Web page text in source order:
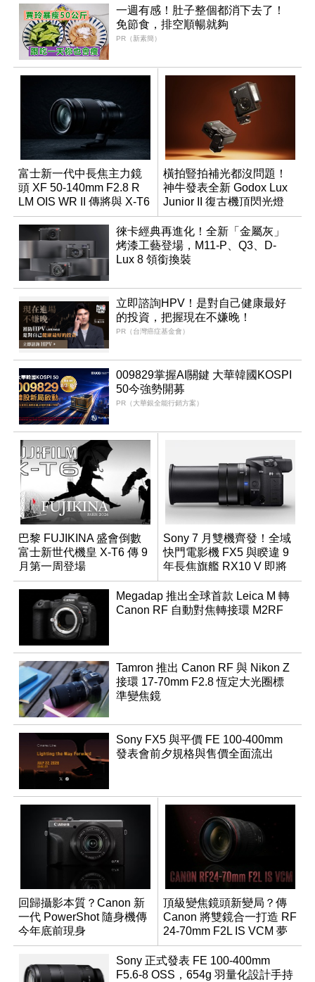
一週有感！肚子整個都消下去了！
免節食，排空順暢就夠
PR（新素簡）
富士新一代中長焦主力鏡
頭 XF 50-140mm F2.8 R
LM OIS WR II 傳將與 X-T6
同步亮相
橫拍豎拍補光都沒問題！
神牛發表全新 Godox Lux
Junior II 復古機頂閃光燈
徠卡經典再進化！全新「金屬灰」
烤漆工藝登場，M11-P、Q3、D-
Lux 8 領銜換裝
立即諮詢HPV！是對自己健康最好
的投資，把握現在不嫌晚！
PR（台灣癌症基金會）
009829掌握AI關鍵 大華韓國KOSPI
50今強勢開募
PR（大華銀全能行銷方案）
巴黎 FUJIKINA 盛會倒數
富士新世代機皇 X-T6 傳 9
月第一周登場
Sony 7 月雙機齊發！全域
快門電影機 FX5 與睽違 9
年長焦旗艦 RX10 V 即將
登場
Megadap 推出全球首款 Leica M 轉
Canon RF 自動對焦轉接環 M2RF
Tamron 推出 Canon RF 與 Nikon Z
接環 17-70mm F2.8 恆定大光圈標
準變焦鏡
Sony FX5 與平價 FE 100-400mm
發表會前夕規格與售價全面流出
回歸攝影本質？Canon 新
一代 PowerShot 隨身機傳
今年底前現身
頂級變焦鏡頭新變局？傳
Canon 將雙鏡合一打造 RF
24-70mm F2L IS VCM 夢
幻規格
Sony 正式發表 FE 100-400mm
F5.6-8 OSS，654g 羽量化設計手持